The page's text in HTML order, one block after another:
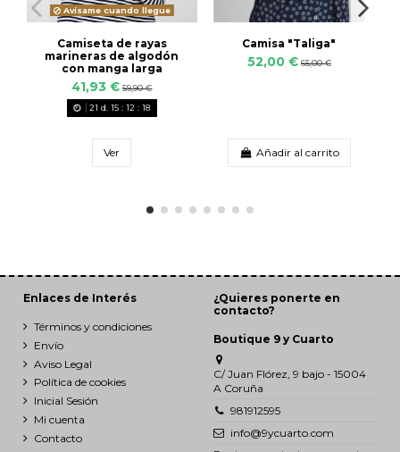
Avísame cuando llegue
Camiseta de rayas
marineras de algodón
con manga larga
41,93 € 59,90 €
21 d. 15 :12 :18
Ver
Camisa "Taliga"
52,00 € 65,00 €
Añadir al carrito
Enlaces de Interés
Términos y condiciones
Envío
Aviso Legal
Política de cookies
Inicial Sesión
Mi cuenta
Contacto
¿Quieres ponerte en
contacto?
Boutique 9 y Cuarto
C/ Juan Flórez, 9 bajo - 15004
A Coruña
981912595
info@9ycuarto.com